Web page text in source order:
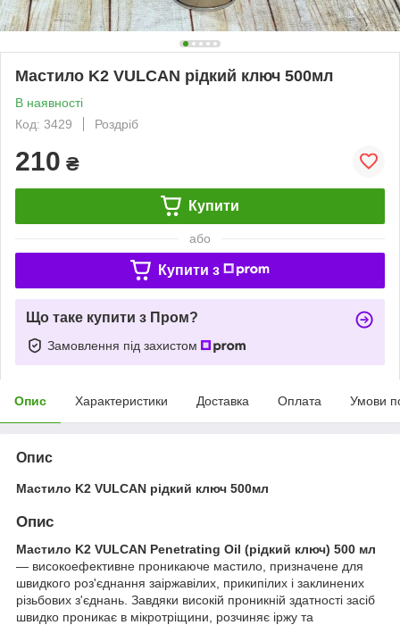
Мастило K2 VULCAN рідкий ключ 500мл
В наявності
Код: 3429
Роздріб
210 ₴
Купити
або
Купити з
Що таке купити з Пром?
Замовлення під захистом
Опис Характеристики Доставка Оплата Умови
Опис
Мастило K2 VULCAN рідкий ключ 500мл
Опис
Мастило K2 VULCAN Penetrating Oil (рідкий ключ) 500 мл
— високоефективне проникаюче мастило, призначене для
швидкого роз'єднання заіржавілих, прикипілих і заклинених
різьбових з'єднань. Завдяки високій проникній здатності засіб
швидко проникає в мікротріщини, розчиняє іржу та